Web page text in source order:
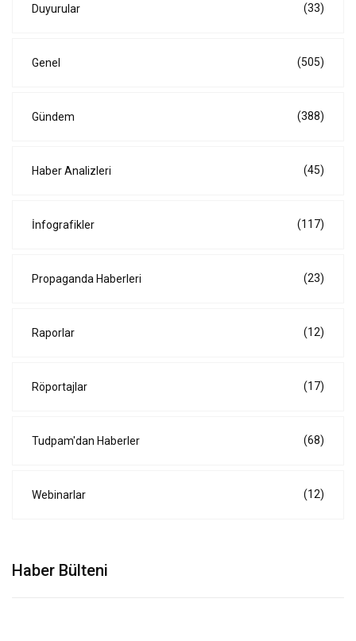
Duyurular (33)
Genel (505)
Gündem (388)
Haber Analizleri (45)
İnfografikler (117)
Propaganda Haberleri (23)
Raporlar (12)
Röportajlar (17)
Tudpam'dan Haberler (68)
Webinarlar (12)
Haber Bülteni